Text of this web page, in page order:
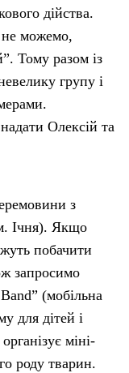
дійства.
можемо,
Тому разом із
групу і
Олексій та
з
Ічня). Якщо
побачити
запросимо
(мобільна
для дітей і
міні-
роду тварин.